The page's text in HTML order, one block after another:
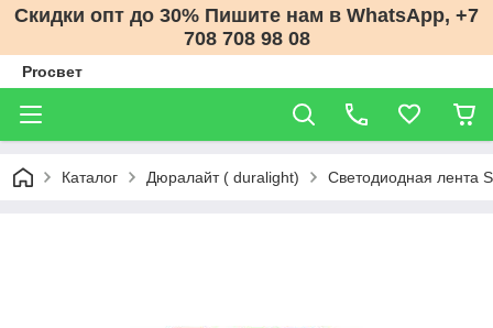
Скидки опт до 30% Пишите нам в WhatsApp, +7
708 708 98 08
Proсвет
Каталог Дюралайт ( duralight) Светодиодная лента